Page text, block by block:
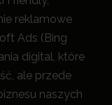
reklamowe
Ads (Bing
digital, które
ale przede
naszych